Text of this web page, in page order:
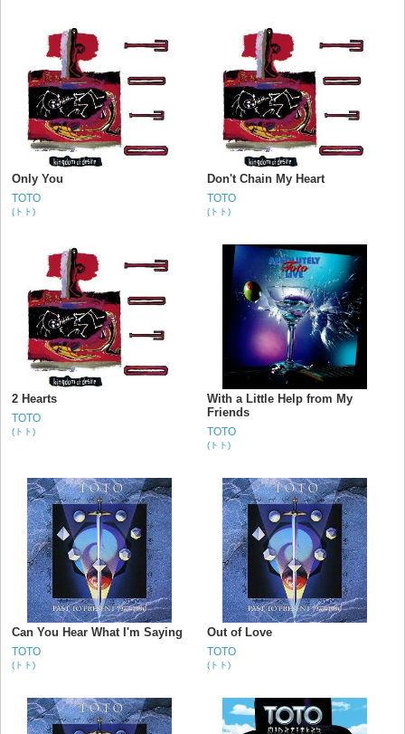
Only You
TOTO
(トト)
Don't Chain My Heart
TOTO
(トト)
2 Hearts
TOTO
(トト)
With a Little Help from My
Friends
TOTO
(トト)
Can You Hear What I'm Saying
TOTO
(トト)
Out of Love
TOTO
(トト)